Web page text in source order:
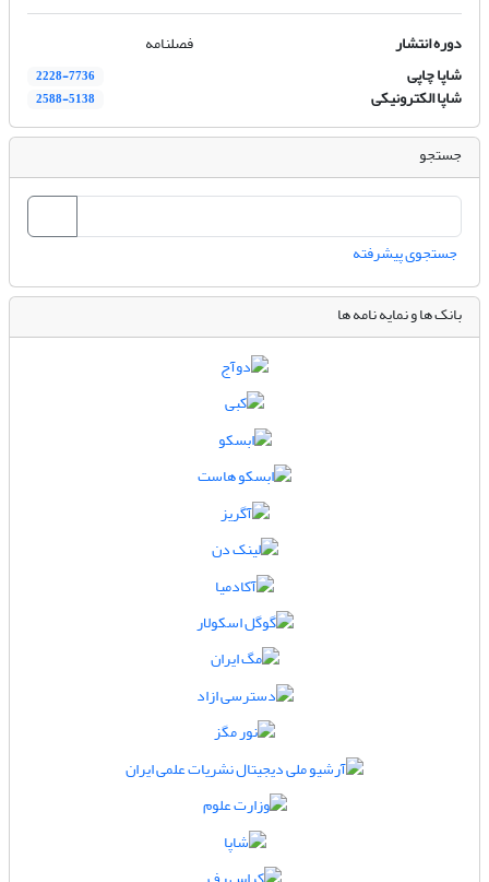
دوره انتشار
فصلنامه
شاپا چاپی
2228-7736
شاپا الکترونیکی 2588-5138
جستجو
جستجوی پیشرفته
بانک ها و نمایه نامه ها